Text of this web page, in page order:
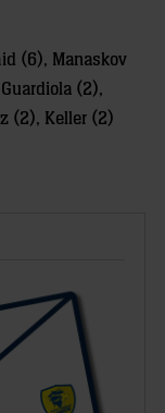
(6), Manaskov
(2),
(2), Keller (2)